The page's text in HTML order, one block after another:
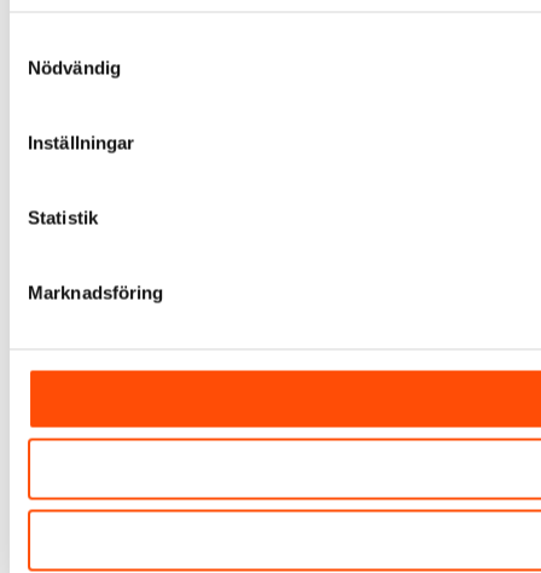
Nödvändig
Inställningar
Statistik
Marknadsföring